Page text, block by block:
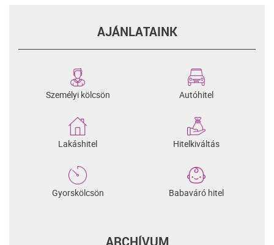
AJÁNLATAINK
Személyi kölcsön Autóhitel
Lakáshitel Hitelkiváltás
Gyorskölcsön Babaváró hitel
ARCHÍVUM